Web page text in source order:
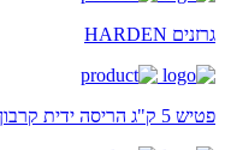
גרזנים HARDEN
פטיש 5 ק"ג הריסה ידית קרבון פיברגלס